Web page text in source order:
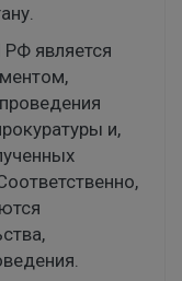
является
и,